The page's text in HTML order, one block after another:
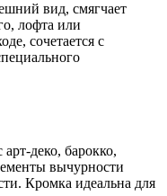
вид, смягчает
лофта или
сочетается с
деко, барокко,
вычурности
Кромка идеальна для